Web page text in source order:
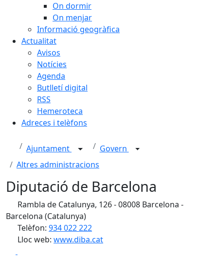
On dormir
On menjar
Informació geogràfica
Actualitat
Avisos
Notícies
Agenda
Butlletí digital
RSS
Hemeroteca
Adreces i telèfons
Ajuntament
Govern
Altres administracions
Diputació de Barcelona
Rambla de Catalunya, 126 - 08008 Barcelona -
Barcelona (Catalunya)
Telèfon: 934 022 222
Lloc web: www.diba.cat